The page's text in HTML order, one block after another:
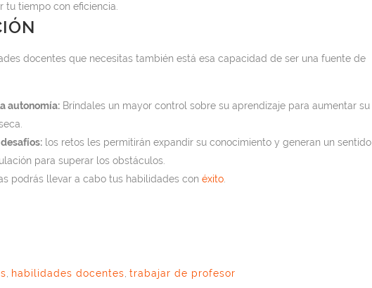
tu tiempo con eficiencia.
docentes que necesitas también está esa capacidad de ser una fuente de
autonomía: Bríndales un mayor control sobre su aprendizaje para aumentar su
los retos les permitirán expandir su conocimiento y generan un sentido
para superar los obstáculos.
podrás llevar a cabo tus habilidades conéxito
habilidades docentes ,trabajar de profesor